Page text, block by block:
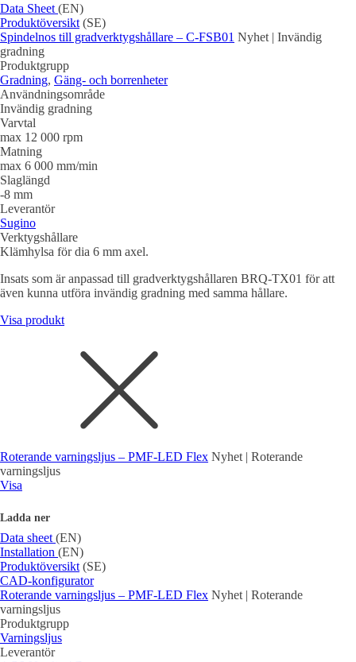
Data Sheet (EN)
Produktöversikt (SE)
Spindelnos till gradverktygshållare – C-FSB01 Nyhet | Invändig
gradning
Produktgrupp
Gradning, Gäng- och borrenheter
Användningsområde
Invändig gradning
Varvtal
max 12 000 rpm
Matning
max 6 000 mm/min
Slaglängd
-8 mm
Leverantör
Sugino
Verktygshållare
Klämhylsa för dia 6 mm axel.
Insats som är anpassad till gradverktygshållaren BRQ-TX01 för att
även kunna utföra invändig gradning med samma hållare.
Visa produkt
Roterande varningsljus – PMF-LED Flex Nyhet | Roterande
varningsljus
Visa
Ladda ner
Data sheet (EN)
Installation (EN)
Produktöversikt (SE)
CAD-konfigurator
Roterande varningsljus – PMF-LED Flex Nyhet | Roterande
varningsljus
Produktgrupp
Varningsljus
Leverantör